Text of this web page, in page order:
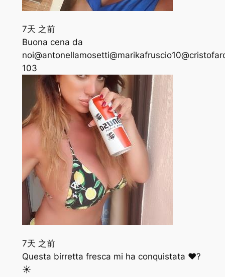
7天 之前
Buona cena da
103
7天 之前
Questa birretta fresca mi ha conquistata ❤?
☀️